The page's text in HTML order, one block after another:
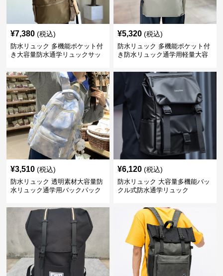
¥7,380 (税込)
防水リュック 多機能ポケット付
き大容量防水通学リュックサッ
¥5,320 (税込)
防水リュック 多機能ポケット付
き防水リュック通学用軽量大容
¥3,510 (税込)
防水リュック 透明素材大容量防
水リュック通学用バックパック
¥6,120 (税込)
防水リュック 大容量多機能バッ
クル式防水通学リュック